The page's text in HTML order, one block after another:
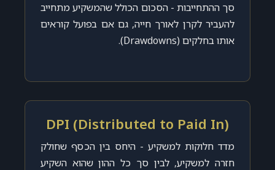
סך ההתחייבות - הסכום הכולל שהמשקיע מתחייב
להעביר לקרן לאורך חייה, גם אם בפועל קוראים
אותו בחלקים (Drawdowns).
DPI (Distributed to Paid In)
מדד חלוקות למשקיע - היחס בין הכסף שחולק
חזרה למשקיע, לבין סך כל ההון שהוא השקיע